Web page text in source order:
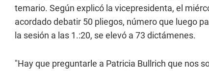
temario. Según explicó la vicepresidenta, el
acordado debatir 50 pliegos, número que luego
la sesión a las 1.:20, se elevó a 73 dictámenes.
"Hay que preguntarle a Patricia Bullrich que nos